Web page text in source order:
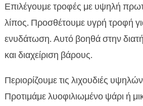
Επιλέγουμε τροφές με υψηλή
λίπος. Προσθέτουμε υγρή τροφή
ενυδάτωση. Αυτό βοηθά στην
και διαχείριση βάρους.
Περιορίζουμε τις λιχουδιές
Προτιμάμε λυοφιλιωμένο ψάρι ή